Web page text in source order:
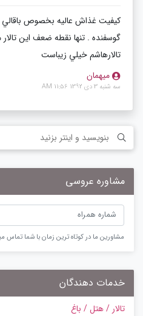
گوسفنده . تنها نقطه ضعف اين
تالارهاشم خيلي زيباست
میهمان
سه شنبه 3 دی 1392 11:56 AM
مشاوره عروسی
مشاورین ما در کوتاه ترین زمان با شما تماس
خدمات دهندگان
تالار / هتل / باغ